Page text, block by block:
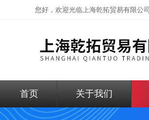
您好，欢迎光临上海乾拓贸易有限公司
首页 关于我们